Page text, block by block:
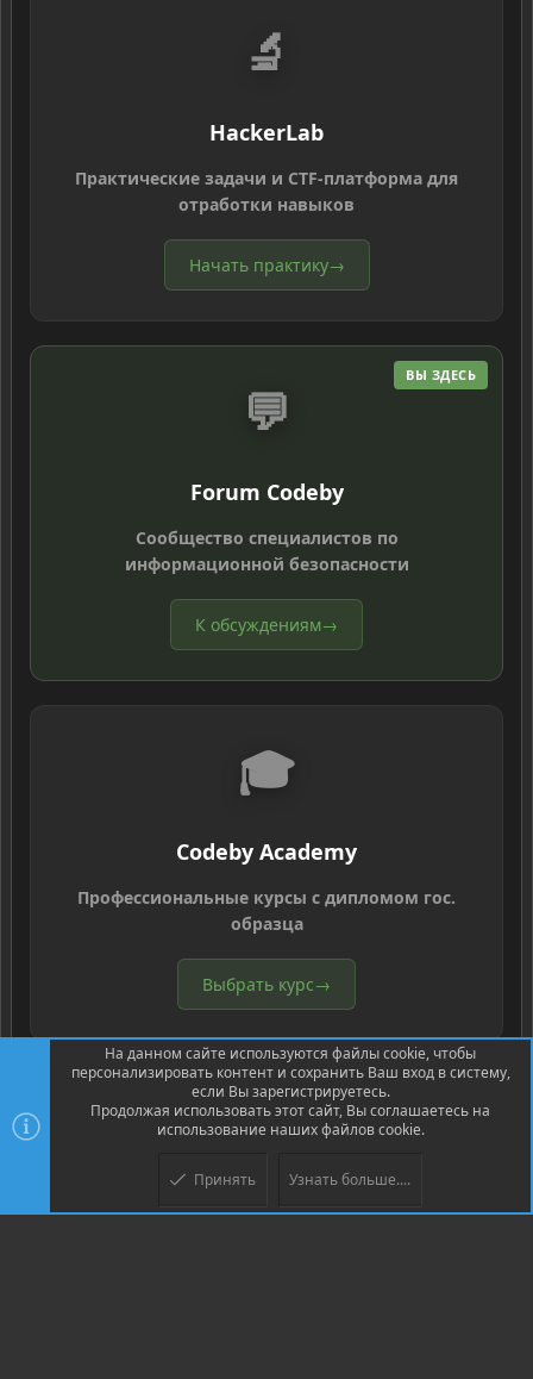
🔬
HackerLab
Практические задачи и CTF-платформа для
отработки навыков
Начать практику→
ВЫ ЗДЕСЬ
💬
Forum Codeby
Сообщество специалистов по
информационной безопасности
К обсуждениям→
🎓
Codeby Academy
Профессиональные курсы с дипломом гос.
образца
Выбрать курс→
Community platform by XenForo ® © 2010-2026 XenForo Ltd.
© Jason Axelrod of 8WAYRUN
На данном сайте используются файлы cookie, чтобы
персонализировать контент и сохранить Ваш вход в систему,
если Вы зарегистрируетесь.
Продолжая использовать этот сайт, Вы соглашаетесь на
использование наших файлов cookie.
Принять Узнать больше....